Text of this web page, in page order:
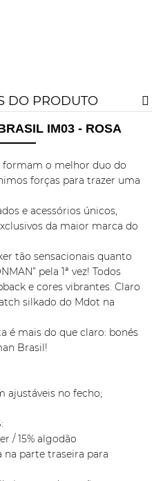
DO PRODUTO
IM03 - ROSA
formam o melhor duo do
forças para trazer uma
e acessórios únicos,
da maior marca do
tão sensacionais quanto
pela 1ª vez! Todos
e cores vibrantes. Claro
silkado do Mdot na
é mais do que claro: bonés
Brasil!
ajustáveis no fecho;
/ 15% algodão
na parte traseira para